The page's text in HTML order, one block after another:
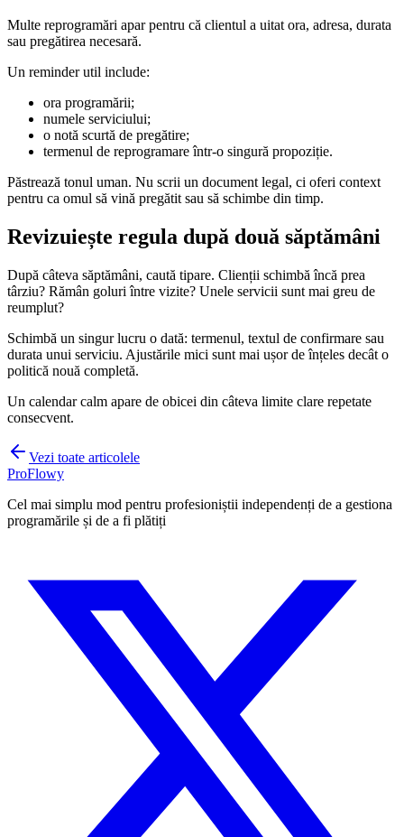
Multe reprogramări apar pentru că clientul a uitat ora, adresa, durata
sau pregătirea necesară.
Un reminder util include:
ora programării;
numele serviciului;
o notă scurtă de pregătire;
termenul de reprogramare într-o singură propoziție.
Păstrează tonul uman. Nu scrii un document legal, ci oferi context
pentru ca omul să vină pregătit sau să schimbe din timp.
Revizuiește regula după două săptămâni
După câteva săptămâni, caută tipare. Clienții schimbă încă prea
târziu? Rămân goluri între vizite? Unele servicii sunt mai greu de
reumplut?
Schimbă un singur lucru o dată: termenul, textul de confirmare sau
durata unui serviciu. Ajustările mici sunt mai ușor de înțeles decât o
politică nouă completă.
Un calendar calm apare de obicei din câteva limite clare repetate
consecvent.
Vezi toate articolele
ProFlowy
Cel mai simplu mod pentru profesioniștii independenți de a gestiona
programările și de a fi plătiți